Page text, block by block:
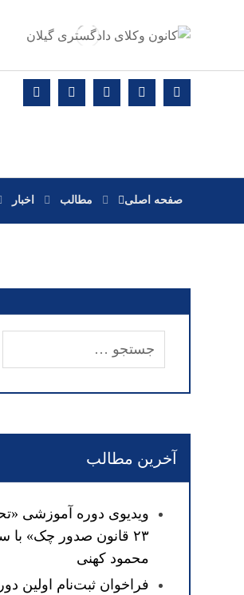
صفحه اصلی مطالب اخبار
آخرین مطالب
ویدیوی دوره آموزشی
۲۳ قانون صدور چک» با
محمود کهنی
فراخوان ثبت‌نام اولین